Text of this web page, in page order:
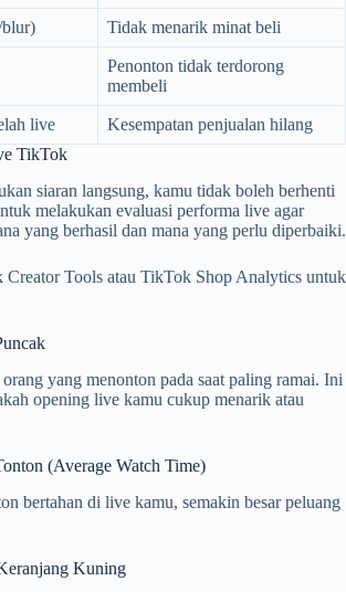
Tidak menarik minat beli
Penonton tidak terdorong
membeli
live
Kesempatan penjualan hilang
TikTok
siaran langsung, kamu tidak boleh berhenti
melakukan evaluasi performa live agar
yang berhasil dan mana yang perlu diperbaiki.
Tools atau TikTok Shop Analytics untuk
yang menonton pada saat paling ramai. Ini
opening live kamu cukup menarik atau
(Average Watch Time)
bertahan di live kamu, semakin besar peluang
Kuning